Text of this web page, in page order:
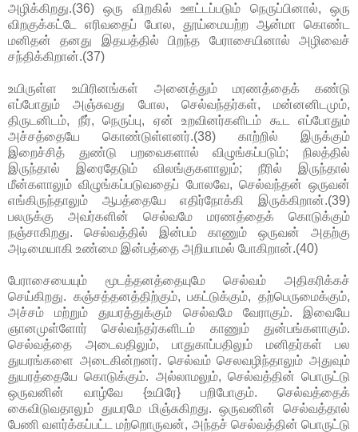
அழிக்கிறது.(36) ஒரு விறகில் ஊட்டப்படும் நெருப்பினால், ஒரு
விறகுக்கட்டே எரிவதைப் போல, தூய்மையற்ற ஆன்மா கொண்ட
மனிதன் தனது இதயத்தில் பிறந்த பேராசையினால் அழிவைச்
சந்திக்கிறான்.(37)
உயிருள்ள உயிரினங்கள் அனைத்தும் மரணத்தைக் கண்டு
எப்போதும் அஞ்சுவது போல, செல்வந்தர்கள், மன்னனிடமும்,
திருடனிடம், நீர், நெருப்பு, ஏன் உறவினர்களிடம் கூட எப்போதும்
அச்சத்தையே கொண்டுள்ளனர்.(38) காற்றில் இருக்கும்
இறைச்சித் துண்டு பறவைகளால் விழுங்கப்படும்; நிலத்தில்
இருந்தால் இரைதேடும் விலங்குகளாலும்; நீரில் இருந்தால்
மீன்களாலும் விழுங்கப்படுவதைப் போலவே, செல்வந்தன் ஒருவன்
எங்கிருந்தாலும் ஆபத்தையே எதிர்நோக்கி இருக்கிறான்.(39)
பலருக்கு அவர்களின் செல்வமே மரணத்தைக் கொடுக்கும்
நஞ்சாகிறது. செல்வத்தில் இன்பம் காணும் ஒருவன் அதற்கு
அடிமையாகி உண்மை இன்பத்தை அறியாமல் போகிறான்.(40)
பேராசையையும் மூடத்தனத்தையுமே செல்வம் அதிகரிக்கச்
செய்கிறது. கஞ்சத்தனத்திற்கும், பகட்டுக்கும், தற்பெருமைக்கும்,
அச்சம் மற்றும் துயரத்துக்கும் செல்வமே வேராகும். இவையே
ஞானமுள்ளோர் செல்வந்தர்களிடம் காணும் துன்பங்களாகும்.
செல்வத்தை அடைவதிலும், பாதுகாப்பதிலும் மனிதர்கள் பல
துயரங்களை அடைகின்றனர். செல்வம் செலவழிந்தாலும் அதுவும்
துயரத்தையே கொடுக்கும். அல்லாமலும், செல்வத்தின் பொருட்டு
ஒருவனின் வாழ்வே {உயிரே} பறிபோகும். செல்வத்தைக்
கைவிடுவதாலும் துயரமே மிஞ்சுகிறது. ஒருவனின் செல்வத்தால்
பேணி வளர்க்கப்பட்ட மற்றொருவன், அந்தச் செல்வத்தின் பொருட்டு